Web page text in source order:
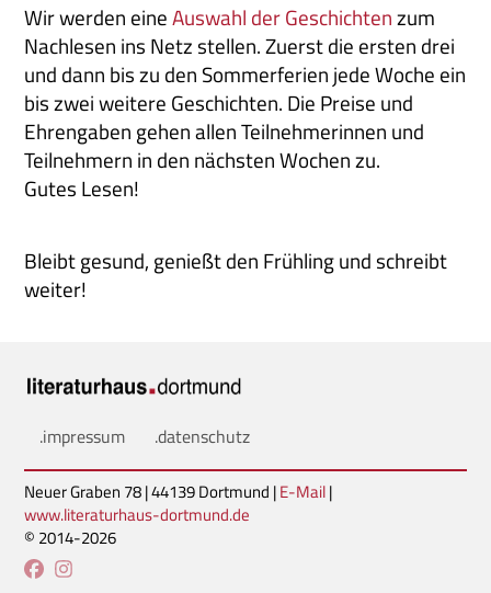
Wir werden eineAuswahl der Geschichtenzum
Nachlesen ins Netz stellen. Zuerst die ersten drei
und dann bis zu den Sommerferien jede Woche ein
bis zwei weitere Geschichten. Die Preise und
Ehrengaben gehen allen Teilnehmerinnen und
Teilnehmern in den nächsten Wochen zu.
Gutes Lesen!
Bleibt gesund, genießt den Frühling und schreibt
weiter!
.impressum .datenschutz
Neuer Graben 78 | 44139 Dortmund |E-Mail|
www.literaturhaus-dortmund.de
© 2014-2026